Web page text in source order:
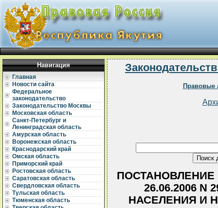
Навигация
Главная
Новости сайта
Федеральное
законодательство
Законодательство Москвы
Московская область
Санкт-Петербург и
Ленинградская область
Амурская область
Воронежская область
Краснодарский край
Омская область
Приморский край
Ростовская область
Саратовская область
Свердловская область
Тульская область
Тюменская область
Правовые
ПОСТАНОВЛЕНИЕ
26.06.2006
НАСЕЛЕНИЯ И